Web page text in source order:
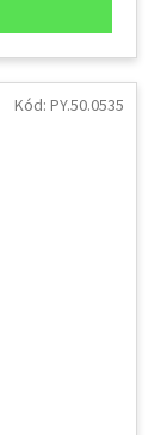
Kód: PY.50.0535